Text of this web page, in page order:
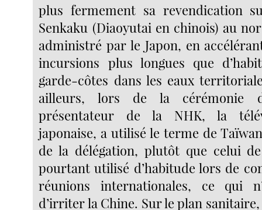
plus fermement sa revendication
Senkaku (Diaoyutai en chinois) au
administré par le Japon, en
incursions plus longues que
garde-côtes dans les eaux
ailleurs, lors de la cérémonie
présentateur de la NHK, la
japonaise, a utilisé le terme de
de la délégation, plutôt que celui
pourtant utilisé d’habitude lors de
réunions internationales, ce qui
d’irriter la Chine. Sur le plan sanitaire,